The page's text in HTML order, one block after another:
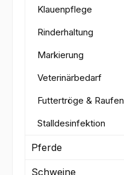
Klauenpflege
Rinderhaltung
Markierung
Veterinärbedarf
Futtertröge & Raufen
Stalldesinfektion
Pferde
Schweine